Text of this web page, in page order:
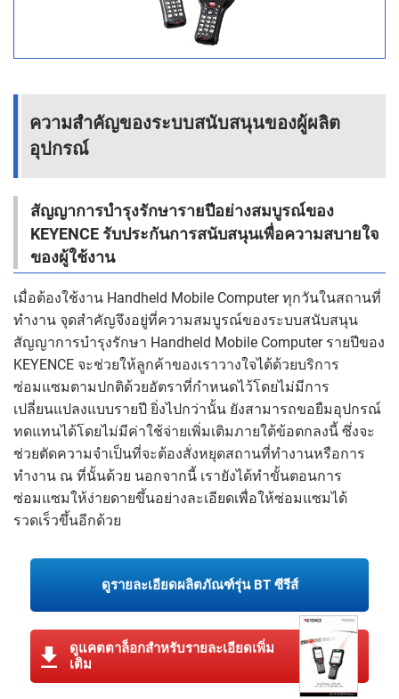
ความสำคัญของระบบสนับสนุนของผู้ผลิต
อุปกรณ์
สัญญาการบำรุงรักษารายปีอย่างสมบูรณ์ของ
KEYENCE รับประกันการสนับสนุนเพื่อความสบายใจ
ของผู้ใช้งาน
เมื่อต้องใช้งาน Handheld Mobile Computer ทุกวันในสถานที่
ทำงาน จุดสำคัญจึงอยู่ที่ความสมบูรณ์ของระบบสนับสนุน
สัญญาการบำรุงรักษา Handheld Mobile Computer รายปีของ
KEYENCE จะช่วยให้ลูกค้าของเราวางใจได้ด้วยบริการ
ซ่อมแซมตามปกติด้วยอัตราที่กำหนดไว้โดยไม่มีการ
เปลี่ยนแปลงแบบรายปี ยิ่งไปกว่านั้น ยังสามารถขอยืมอุปกรณ์
ทดแทนได้โดยไม่มีค่าใช้จ่ายเพิ่มเติมภายใต้ข้อตกลงนี้ ซึ่งจะ
ช่วยตัดความจำเป็นที่จะต้องสั่งหยุดสถานที่ทำงานหรือการ
ทำงาน ณ ที่นั้นด้วย นอกจากนี้ เรายังได้ทำขั้นตอนการ
ซ่อมแซมให้ง่ายดายขึ้นอย่างละเอียดเพื่อให้ซ่อมแซมได้
รวดเร็วขึ้นอีกด้วย
ดูรายละเอียดผลิตภัณฑ์รุ่น BT ซีรีส์
ดูแคตตาล็อกสำหรับรายละเอียดเพิ่ม
เติม